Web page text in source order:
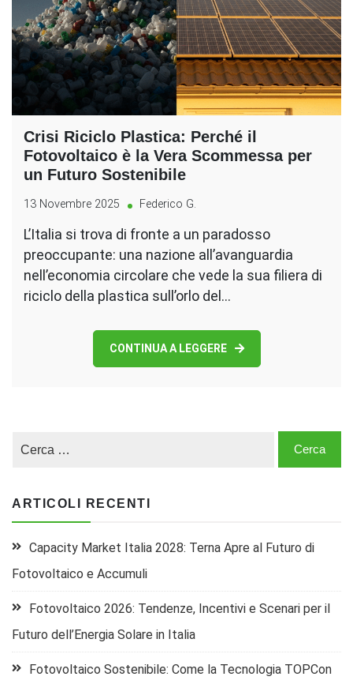
Crisi Riciclo Plastica: Perché il
Fotovoltaico è la Vera Scommessa per
un Futuro Sostenibile
13 Novembre 2025 Federico G.
L’Italia si trova di fronte a un paradosso
preoccupante: una nazione all’avanguardia
nell’economia circolare che vede la sua filiera di
riciclo della plastica sull’orlo del…
CONTINUA A LEGGERE
ARTICOLI RECENTI
Capacity Market Italia 2028: Terna Apre al Futuro di
Fotovoltaico e Accumuli
Fotovoltaico 2026: Tendenze, Incentivi e Scenari per il
Futuro dell’Energia Solare in Italia
Fotovoltaico Sostenibile: Come la Tecnologia TOPCon